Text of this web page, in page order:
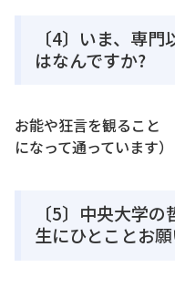
〔4〕いま、専
はなんですか?
お能や狂言を観ること
になって通っています）
〔5〕中央大学
生にひとことお願